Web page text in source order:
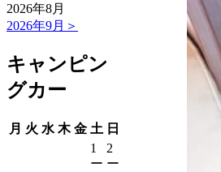
2026年8月
2026年9月 ＞
キャンピン
グカー
月 火 水 木 金 土 日
1
ー
2
ー